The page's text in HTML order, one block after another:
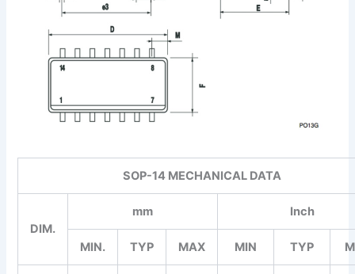
SOP-14 MECHANICAL DATA
DIM.
mm Inch
MIN. TYP MAX MIN TYP